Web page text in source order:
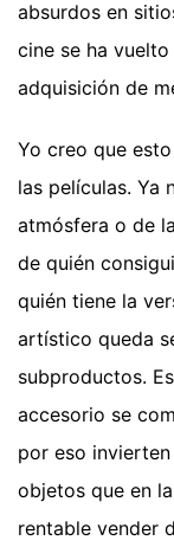
absurdos en
cine se ha
adquisición de
Yo creo que
las películas. Ya
atmósfera o de
de quién
quién tiene la
artístico queda
subproductos.
accesorio se
por eso
objetos que en
rentable vender